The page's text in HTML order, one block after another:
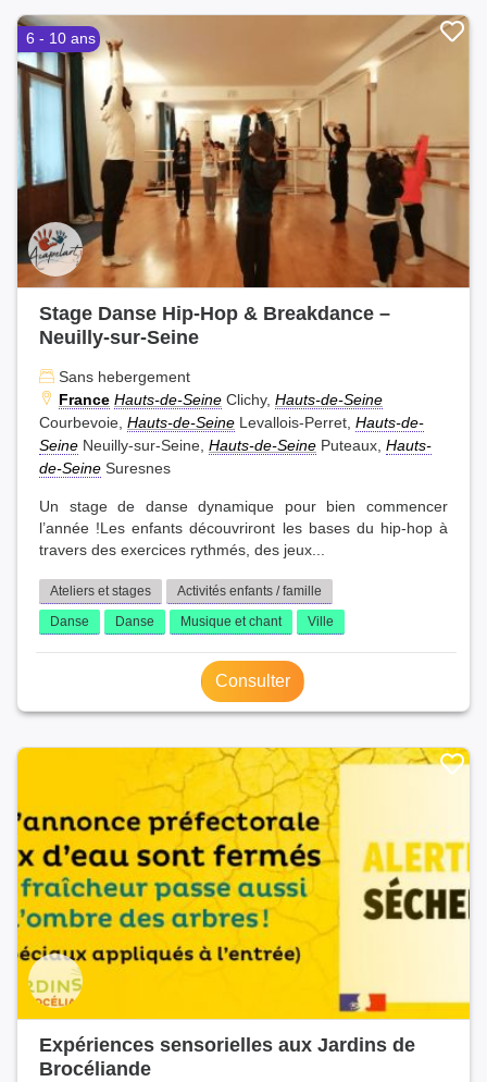
6 - 10 ans
Stage Danse Hip-Hop & Breakdance –
Neuilly-sur-Seine
Sans hebergement
France Hauts-de-Seine Clichy, Hauts-de-Seine
Courbevoie, Hauts-de-Seine Levallois-Perret, Hauts-de-
Seine Neuilly-sur-Seine, Hauts-de-Seine Puteaux, Hauts-
de-Seine Suresnes
Un stage de danse dynamique pour bien commencer
l’année !Les enfants découvriront les bases du hip-hop à
travers des exercices rythmés, des jeux...
Ateliers et stages
Activités enfants / famille
Danse
Danse Musique et chant Ville
Consulter
Expériences sensorielles aux Jardins de
Brocéliande